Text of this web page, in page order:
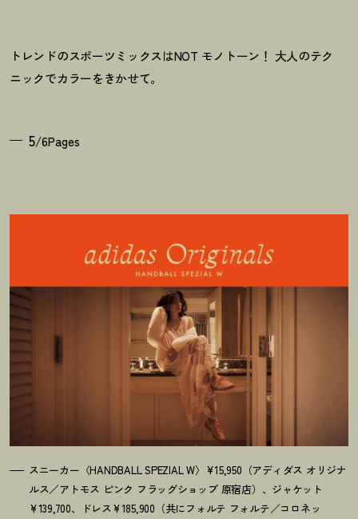
トレンドのスポーツミックスはNOT モノトーン ！ 大人のテク
ニックでカラーをきかせて。
5/6Pages
スニーカー〈HANDBALL SPEZIAL W〉¥15,950（アディダス オリジナ
ルス／アトモス ピンク フラッグショップ 原宿店）、ジャケット
¥139,700、ドレス¥185,900（共にフォルテ フォルテ／コロネッ